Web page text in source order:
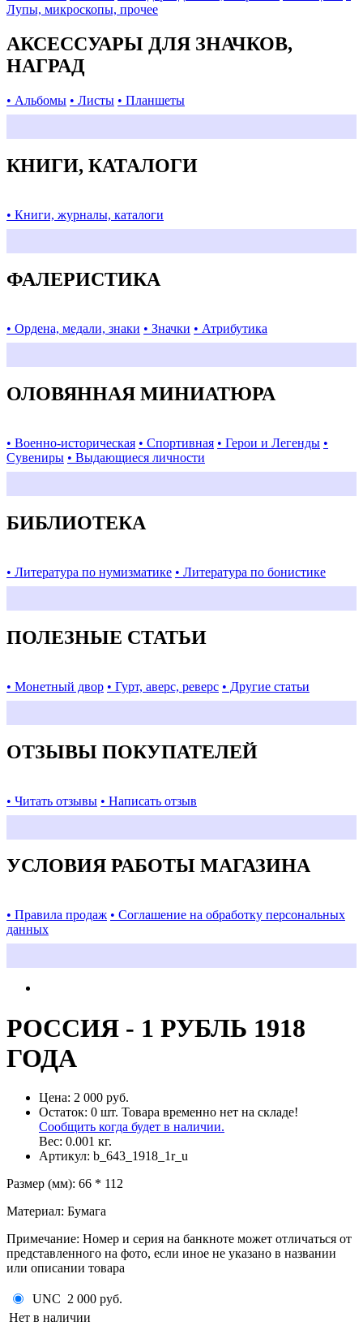
Лупы, микроскопы, прочее
АКСЕССУАРЫ ДЛЯ ЗНАЧКОВ,
НАГРАД
• Альбомы • Листы • Планшеты
КНИГИ, КАТАЛОГИ
• Книги, журналы, каталоги
ФАЛЕРИСТИКА
• Ордена, медали, знаки • Значки • Атрибутика
ОЛОВЯННАЯ МИНИАТЮРА
• Военно-историческая • Спортивная • Герои и Легенды •
Сувениры • Выдающиеся личности
БИБЛИОТЕКА
• Литература по нумизматике • Литература по бонистике
ПОЛЕЗНЫЕ СТАТЬИ
• Монетный двор • Гурт, аверс, реверс • Другие статьи
ОТЗЫВЫ ПОКУПАТЕЛЕЙ
• Читать отзывы • Написать отзыв
УСЛОВИЯ РАБОТЫ МАГАЗИНА
• Правила продаж • Соглашение на обработку персональных
данных
РОССИЯ - 1 РУБЛЬ 1918
ГОДА
Цена: 2 000 руб.
Остаток: 0 шт. Товара временно нет на складе!
Сообщить когда будет в наличии.
Вес: 0.001 кг.
Артикул: b_643_1918_1r_u
Размер (мм): 66 * 112
Материал: Бумага
Примечание: Номер и серия на банкноте может отличаться от
представленного на фото, если иное не указано в названии
или описании товара
UNC 2 000 руб.
Нет в наличии